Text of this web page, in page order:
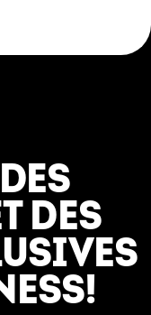
DES